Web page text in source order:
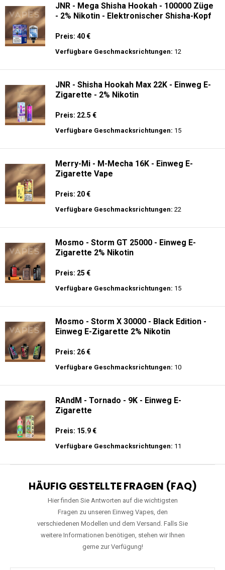
JNR - Mega Shisha Hookah - 100000 Züge
- 2% Nikotin - Elektronischer Shisha-Kopf
Preis: 40 €
Verfügbare Geschmacksrichtungen: 12
JNR - Shisha Hookah Max 22K - Einweg E-
Zigarette - 2% Nikotin
Preis: 22.5 €
Verfügbare Geschmacksrichtungen: 15
Merry-Mi - M-Mecha 16K - Einweg E-
Zigarette Vape
Preis: 20 €
Verfügbare Geschmacksrichtungen: 22
Mosmo - Storm GT 25000 - Einweg E-
Zigarette 2% Nikotin
Preis: 25 €
Verfügbare Geschmacksrichtungen: 15
Mosmo - Storm X 30000 - Black Edition -
Einweg E-Zigarette 2% Nikotin
Preis: 26 €
Verfügbare Geschmacksrichtungen: 10
RAndM - Tornado - 9K - Einweg E-
Zigarette
Preis: 15.9 €
Verfügbare Geschmacksrichtungen: 11
HÄUFIG GESTELLTE FRAGEN (FAQ)
Hier finden Sie Antworten auf die wichtigsten
Fragen zu unseren Einweg Vapes, den
verschiedenen Modellen und dem Versand. Falls Sie
weitere Informationen benötigen, stehen wir Ihnen
gerne zur Verfügung!